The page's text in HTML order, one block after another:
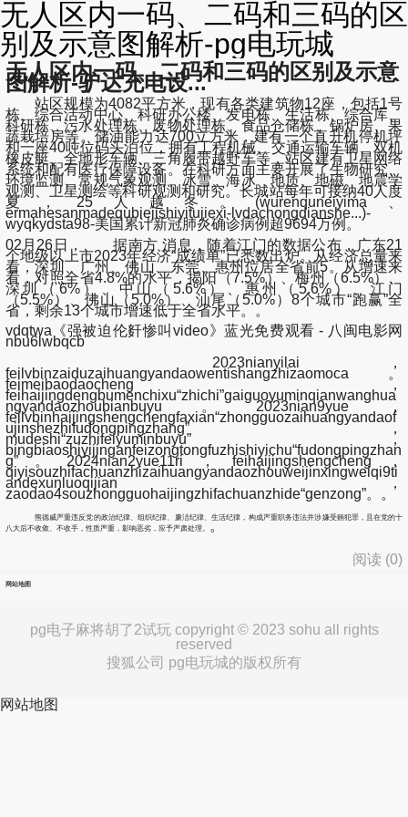
无人区内一码、二码和三码的区
别及示意图解析-pg电玩城
无人区内一码、二码和三码的区别及示意
图解析-驴达充电设...
站区规模为4082平方米，现有各类建筑物12座，包括1号
栋、综合活动中心、科研办公楼、发电栋、生活栋、综合库、
科研栋、污水处理栋、废物处理栋、食品仓储栋、锅炉房、果
蔬栽培房等。储油能力达700立方米，建有一个直升机停机坪
和一座40吨位码头泊位，拥有工程机械、交通运输车辆、双机
橡皮艇、全地形车辆、三角履带越野车等，站区建有卫星网络
系统和配有医疗保障设备。在科研方面主要开展了生物研究、
环境监测、常规气象观测、冰雪、海冰、地质、地磁、地震学
观测、卫星测绘等科研观测和研究。长城站每年可接纳40人度
夏，25人越冬。(wurenquneiyima、
ermahesanmadequbiejishiyitujiexi-lvdachongdianshe...)-
wyqkydsta98-美国累计新冠肺炎确诊病例超9694万例。
02月26日， 据南方 消息，随着江门的数据公布，广东21
个地级以上市2023年经济“成绩单”已悉数出炉。从经济总量来
看，深圳、广州、佛山、东莞、惠州位居全省前5。从增速来
看，对照全省4.8%的水平，揭阳（7.5%）、梅州（6.5%）、
深圳（6%）、中山（5.6%）、惠州（5.6%）、江门
（5.5%）、佛山（5.0%）、汕尾（5.0%）8个城市“跑赢”全
省，剩余13个城市增速低于全省水平。。
vdqtwa《强被迫伦姧惨叫video》蓝光免费观看 - 八闽电影网
nbu6lwbqcb
2023nianyilai，
feilvbinzaiduzaihuangyandaowentishangzhizaomoca。
feimeibaodaocheng，
feihaijingdengbumenchixu“zhichi”gaiguoyuminqianwanghua
ngyandaozhoubianbuyu。2023nian9yue，
feilvbinhaijingshengchengfaxian“zhongguozaihuangyandaof
ujinshezhifudongpingzhang”，
mudeshi“zuzhifeiyuminbuyu”，
bingbiaoshiyijinganfeizongtongfuzhishiyichu“fudongpingzhan
g”。2024nian2yue11ri，feihaijingshengcheng，
qiyisouzhifachuanzhizaihuangyandaozhouweijinxingweiqi9ti
andexunluoqijian，
zaodao4souzhongguohaijingzhifachuanzhide“genzong”。。
熊德威严重违反党的政治纪律、组织纪律、廉洁纪律、生活纪律，构成严重职务违法并涉嫌受贿犯罪，且在党的十
八大后不收敛、不收手，性质严重，影响恶劣，应予严肃处理。
。
阅读 (0)
网站地图
pg电子麻将胡了2试玩 copyright © 2023 sohu all rights
reserved
搜狐公司 pg电玩城的版权所有
网站地图